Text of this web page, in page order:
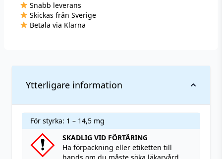
(10
ml)
Snabb leverans
Skickas från Sverige
Betala via Klarna
Ytterligare information
För styrka: 1 – 14,5 mg
SKADLIG VID FÖRTÄRING
Ha förpackning eller etiketten till